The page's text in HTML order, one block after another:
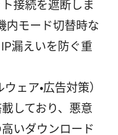
接続を遮断しま
内モード切替時な
漏えいを防ぐ重
ェア・広告対策）
しており、悪意
いダウンロード